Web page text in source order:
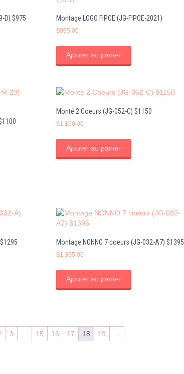
D) $975 Montage LOGO FIPOE (JG-FIPOE-2021)
$995.00
Ajouter au panier
Monté 2 Coeurs (JG-052-C) $1150
$1,150.00
Ajouter au panier
Montage NONNO 7 coeurs (JG-032-A7) $1395
$1,395.00
Ajouter au panier
3 15 16 17 18 19 →